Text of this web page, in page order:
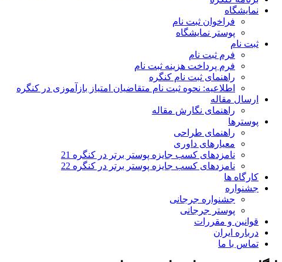
نمایشگاه
فراخوان ثبت نام
پوستر نمایشگاه
ثبت نام
فرم ثبت نام
فرم پرداخت هزینه ثبت نام
راهنمای ثبت نام کنگره
اطلاعیه: نحوه ثبت نام متقاضیان امتیاز بازآموزی در کنگره
ارسال مقاله
راهنمای نگارش مقاله
پوسترها
راهنمای طراحی
معیارهای داوری
نامزدهای کسب جایزه پوستر برتر در کنگره 21
نامزدهای کسب جایزه پوستر برتر در کنگره 22
کارگاه ها
جشنواره
جشنواره جرجانی
پوستر جرجانی
قوانین و مقررات
درباره ایران
تماس با ما